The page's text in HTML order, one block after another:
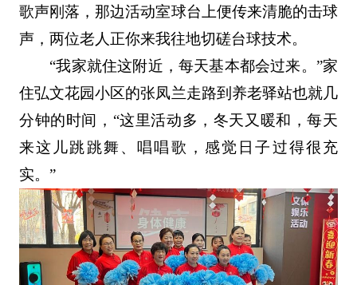
歌声刚落，那边活动室球台上便传来清脆的击球
声，两位老人正你来我往地切磋台球技术。
“我家就住这附近，每天基本都会过来。”家
住弘文花园小区的张凤兰走路到养老驿站也就几
分钟的时间，“这里活动多，冬天又暖和，每天
来这儿跳跳舞、唱唱歌，感觉日子过得很充
实。”